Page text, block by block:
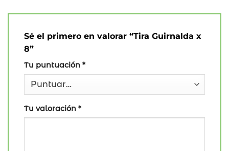
Sé el primero en valorar “Tira Guirnalda x
8”
Tu puntuación *
Tu valoración *